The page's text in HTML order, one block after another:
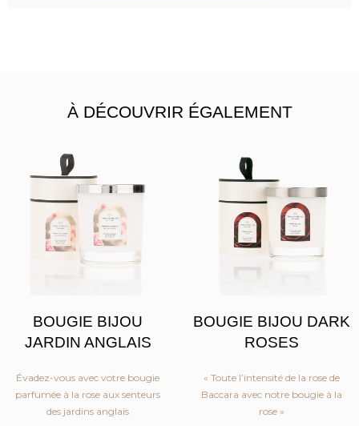
À DÉCOUVRIR ÉGALEMENT
BOUGIE BIJOU
JARDIN ANGLAIS
Évadez-vous avec votre bougie
parfumée à la rose aux senteurs
des jardins anglais
BOUGIE BIJOU DARK
ROSES
« Toute l’intensité de la rose de
Baccara avec notre bougie à la
rose »